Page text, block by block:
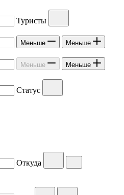
Туристы
Меньше Меньше
Меньше Меньше
Статус
Откуда